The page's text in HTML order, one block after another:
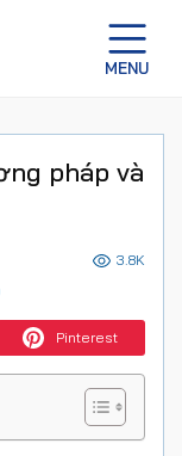
pháp và
3.8K
Pinterest